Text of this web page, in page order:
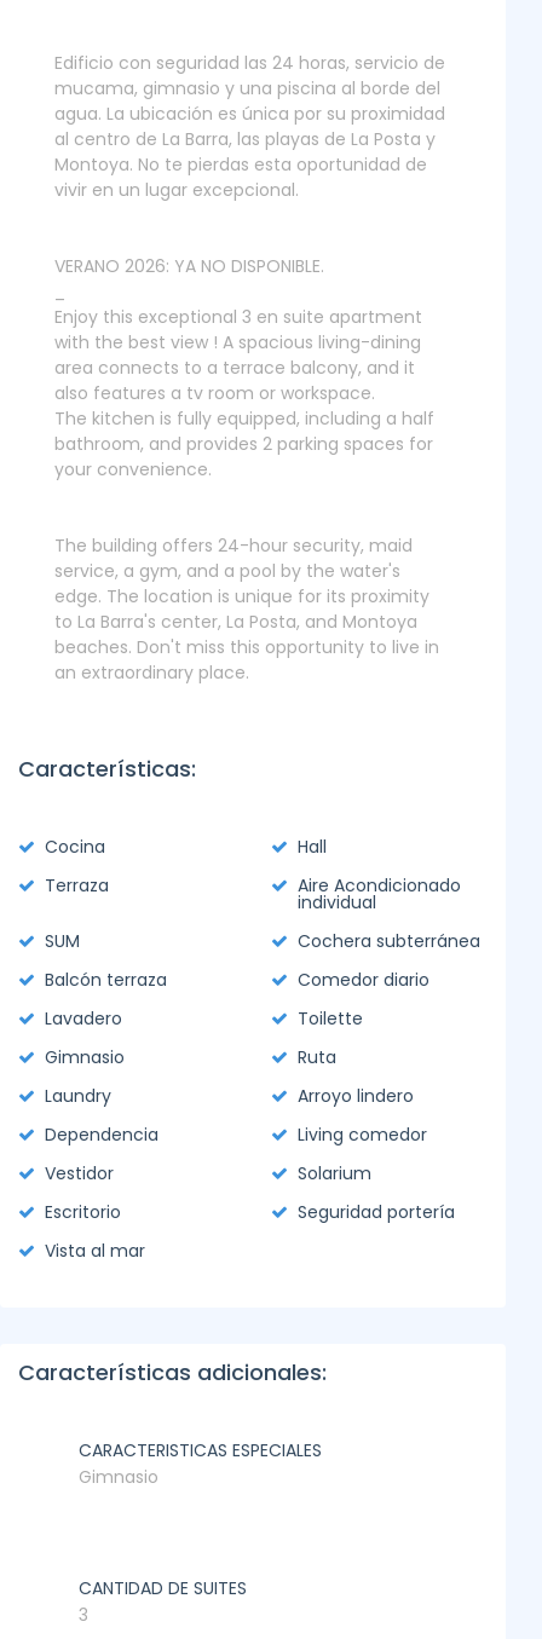
Edificio con seguridad las 24 horas, servicio de
mucama, gimnasio y una piscina al borde del
agua. La ubicación es única por su proximidad
al centro de La Barra, las playas de La Posta y
Montoya. No te pierdas esta oportunidad de
vivir en un lugar excepcional.
VERANO 2026: YA NO DISPONIBLE.
Enjoy this exceptional 3 en suite apartment
with the best view ! A spacious living-dining
area connects to a terrace balcony, and it
also features a tv room or workspace.
The kitchen is fully equipped, including a half
bathroom, and provides 2 parking spaces for
your convenience.
The building offers 24-hour security, maid
service, a gym, and a pool by the water's
edge. The location is unique for its proximity
to La Barra's center, La Posta, and Montoya
beaches. Don't miss this opportunity to live in
an extraordinary place.
Características:
Cocina
Hall
Terraza
Aire Acondicionado
individual
SUM
Cochera subterránea
Balcón terraza
Comedor diario
Lavadero
Toilette
Gimnasio
Ruta
Laundry
Arroyo lindero
Dependencia
Living comedor
Vestidor
Solarium
Escritorio
Seguridad portería
Vista al mar
Características adicionales:
CARACTERISTICAS ESPECIALES
Gimnasio
CANTIDAD DE SUITES
3